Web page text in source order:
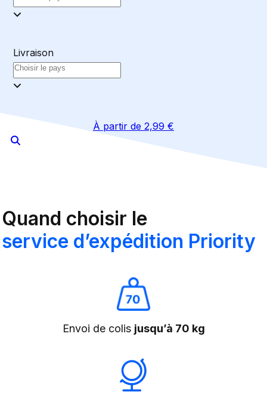
Livraison
À partir de 2,99 €
Quand choisir le
service d’expédition Priority
Envoi de colis jusqu’à 70 kg